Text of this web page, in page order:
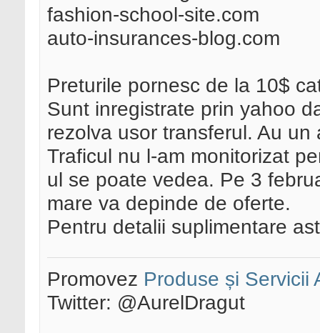
fashion-school-site.com
auto-insurances-blog.com
Preturile pornesc de la 10$
Sunt inregistrate prin yahoo
rezolva usor transferul. Au
Traficul nu l-am monitorizat
ul se poate vedea. Pe 3
mare va depinde de oferte.
Pentru detalii suplimentare
Promovez Produse și Servicii
Twitter: @AurelDragut